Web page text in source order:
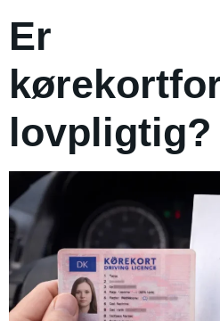
Er
lovpligtig?